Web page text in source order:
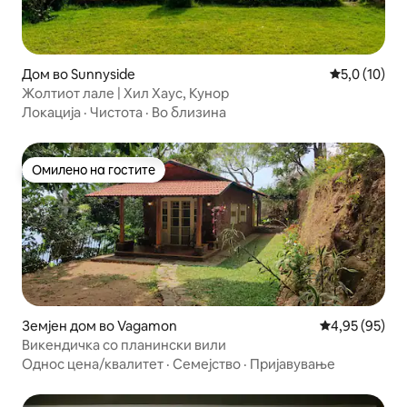
Дом во Sunnyside Просечна
5,0 (10)
Жолтиот лале | Хил Хаус, Кунор
Локација · Чистота · Во близина
Омилено на гостите
Омилено на гостите
Земјен дом во Vagamon Просечна
4,95 (95)
Викендичка со планински вили
Однос цена/квалитет · Семејство · Пријавување